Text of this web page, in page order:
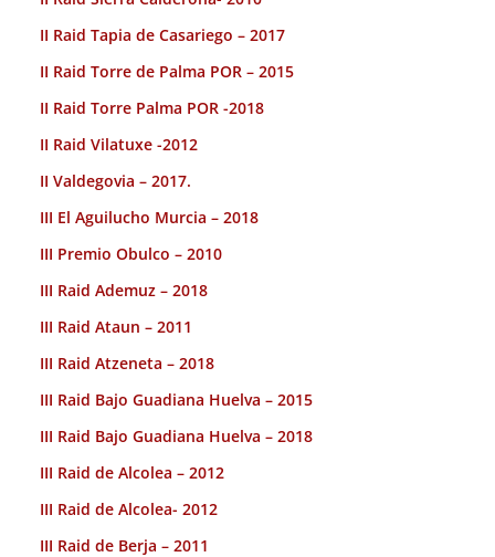
II Raid Tapia de Casariego – 2017
II Raid Torre de Palma POR – 2015
II Raid Torre Palma POR -2018
II Raid Vilatuxe -2012
II Valdegovia – 2017.
III El Aguilucho Murcia – 2018
III Premio Obulco – 2010
III Raid Ademuz – 2018
III Raid Ataun – 2011
III Raid Atzeneta – 2018
III Raid Bajo Guadiana Huelva – 2015
III Raid Bajo Guadiana Huelva – 2018
III Raid de Alcolea – 2012
III Raid de Alcolea- 2012
III Raid de Berja – 2011